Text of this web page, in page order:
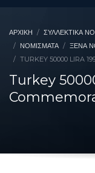
ΑΡΧΙΚΉ
ΣΥΛΛΕΚΤΙΚΆ
ΝΟΜΙΣΜΑΤΑ
ΞΈΝΑ
TURKEY 50000 LIRA
Turkey